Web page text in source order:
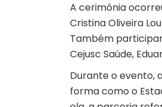
A cerimônia
Cristina Oliveira
Também
Cejusc Saúde,
Durante o evento,
forma como o